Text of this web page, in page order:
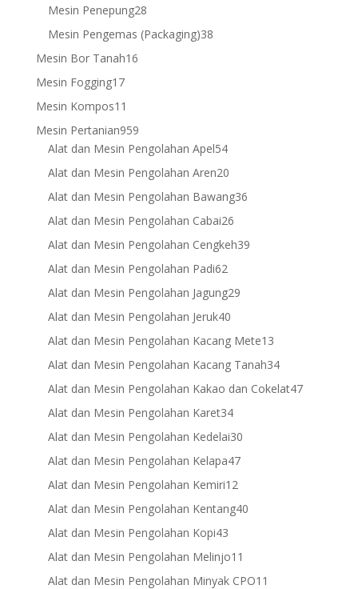
Mesin Penepung2828
products
Mesin Pengemas (Packaging)3838
Mesin Bor Tanah1616
Mesin Fogging1717
products
Mesin Kompos11
products
Mesin Pertanian959959
products
Alat dan Mesin Pengolahan Apel5454
products
Alat dan Mesin Pengolahan Aren2020
products
Alat dan Mesin Pengolahan Bawang3636
Alat dan Mesin Pengolahan Cabai2626
products
Alat dan Mesin Pengolahan Cengkeh3939
Alat dan Mesin Pengolahan Padi6262
products
Alat dan Mesin Pengolahan Jagung2929
Alat dan Mesin Pengolahan Jeruk4040
products
Alat dan Mesin Pengolahan Kacang Mete1313
products
Alat dan Mesin Pengolahan Kacang Tanah3434
products
Alat dan Mesin Pengolahan Kakao dan Cokelat4747
Alat dan Mesin Pengolahan Karet3434
products
Alat dan Mesin Pengolahan Kedelai3030
Alat dan Mesin Pengolahan Kelapa4747
Alat dan Mesin Pengolahan Kemiri1212
products
Alat dan Mesin Pengolahan Kentang4040
Alat dan Mesin Pengolahan Kopi4343
products
Alat dan Mesin Pengolahan Melinjo11
products
Alat dan Mesin Pengolahan Minyak CPO11